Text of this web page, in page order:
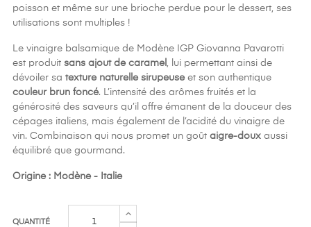
poisson et même sur une brioche perdue pour le dessert, ses
utilisations sont multiples !
Le vinaigre balsamique de Modène IGP Giovanna Pavarotti
est produit sans ajout de caramel , lui permettant ainsi de
dévoiler sa texture naturelle sirupeuseet son authentique
couleur brun foncé. L’intensité des arômes fruités et la
générosité des saveurs qu’il offre émanent de la douceur des
cépages italiens, mais également de l’acidité du vinaigre de
vin. Combinaison qui nous promet un goût aigre-doux aussi
équilibré que gourmand.
Origine : Modène - Italie
QUANTITÉ